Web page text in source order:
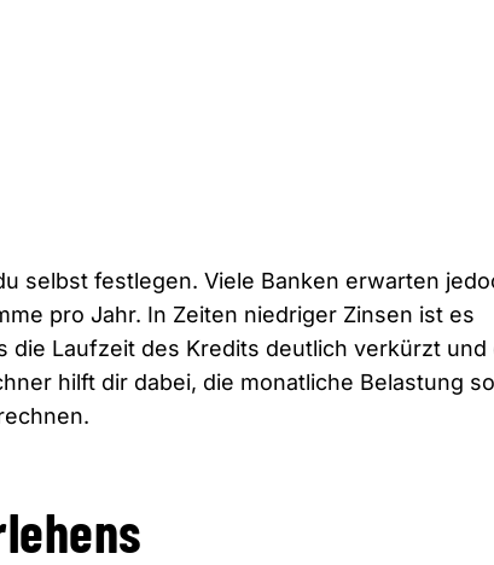
selbst festlegen. Viele Banken erwarten
pro Jahr. In Zeiten niedriger Zinsen ist es
die Laufzeit des Kredits deutlich verkürzt und
hilft dir dabei, die monatliche Belastung